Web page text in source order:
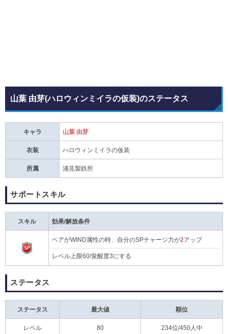
山葉 由芽(ハロウィンミイラの仮装)のステータス
キャラ 山葉 由芽
衣装 ハロウィンミイラの仮装
所属 浦見製鉄所
サポートスキル
スキル 効果/解放条件
ペアがWIND属性の時、自分のSPチャージ力が2アップ
レベル上限60/覚醒度3にする
ステータス
ステータス 最大値 順位
レベル 80 234位/450人中